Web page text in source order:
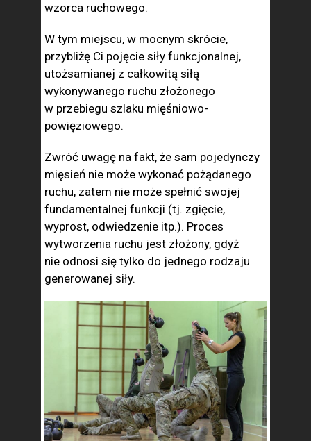
wzorca ruchowego.
W tym miejscu, w mocnym skrócie,
przybliżę Ci pojęcie siły funkcjonalnej,
utożsamianej z całkowitą siłą
wykonywanego ruchu złożonego
w przebiegu szlaku mięśniowo-
powięziowego.
Zwróć uwagę na fakt, że sam pojedynczy
mięsień nie może wykonać pożądanego
ruchu, zatem nie może spełnić swojej
fundamentalnej funkcji (tj. zgięcie,
wyprost, odwiedzenie itp.). Proces
wytworzenia ruchu jest złożony, gdyż
nie odnosi się tylko do jednego rodzaju
generowanej siły.